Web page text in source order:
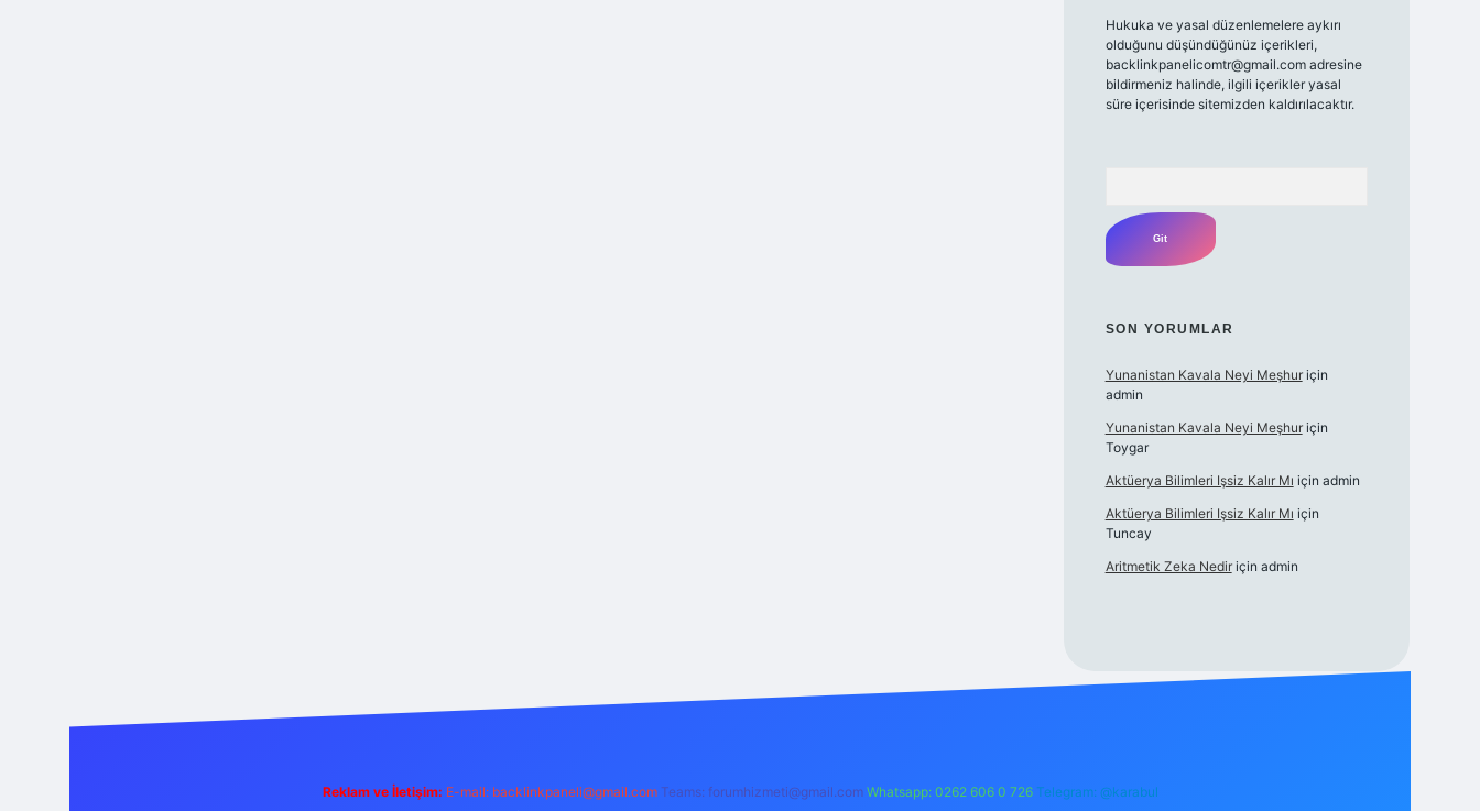
Hukuka ve yasal düzenlemelere aykırı
olduğunu düşündüğünüz içerikleri,
backlinkpanelicomtr@gmail.comadresine
bildirmeniz halinde, ilgili içerikler yasal
süre içerisinde sitemizden kaldırılacaktır.
SON YORUMLAR
Yunanistan Kavala Neyi Meşhuriçin
admin
Yunanistan Kavala Neyi Meşhuriçin
Toygar
Aktüerya Bilimleri Işsiz Kalır Mı için admin
Aktüerya Bilimleri Işsiz Kalır Mı için
Tuncay
Aritmetik Zeka Nediriçin admin
Reklam ve İletişim: E-mail: backlinkpaneli@gmail.com Teams: forumhizmeti@gmail.com Whatsapp: 0262 606 0 726 Telegram: @karabul